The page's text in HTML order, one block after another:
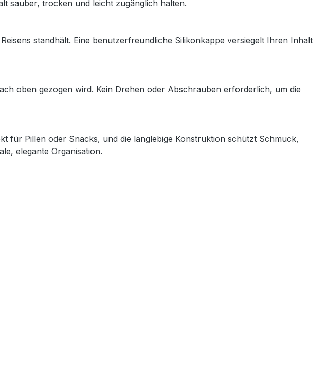
sauber, trocken und leicht zugänglich halten.
standhält. Eine benutzerfreundliche Silikonkappe versiegelt Ihren Inhalt
oben gezogen wird. Kein Drehen oder Abschrauben erforderlich, um die
für Pillen oder Snacks, und die langlebige Konstruktion schützt Schmuck,
elegante Organisation.